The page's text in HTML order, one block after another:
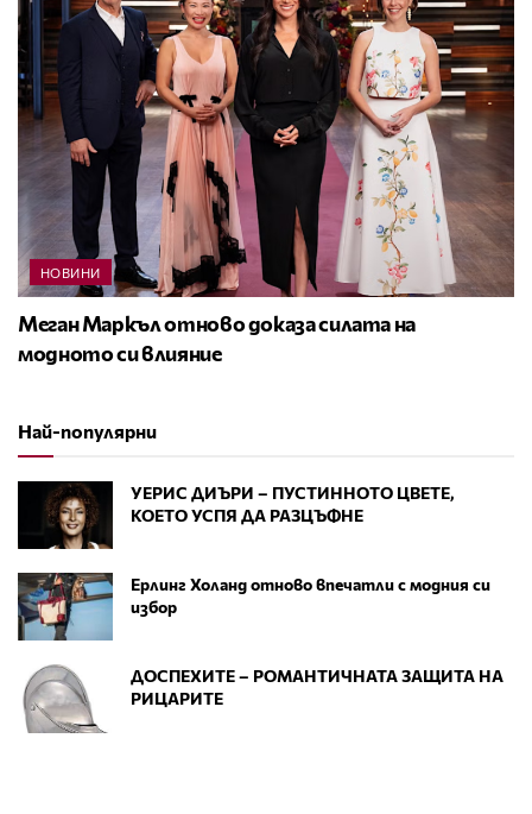
НОВИНИ
Меган Маркъл отново доказа силата на
модното си влияние
Най-популярни
УЕРИС ДИЪРИ – ПУСТИННОТО ЦВЕТЕ,
КОЕТО УСПЯ ДА РАЗЦЪФНЕ
Ерлинг Холанд отново впечатли с модния си
избор
ДОСПЕХИТЕ – РОМАНТИЧНАТА ЗАЩИТА НА
РИЦАРИТЕ